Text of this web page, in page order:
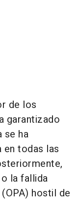
de los
garantizado
se ha
todas las
la fallida
hostil de